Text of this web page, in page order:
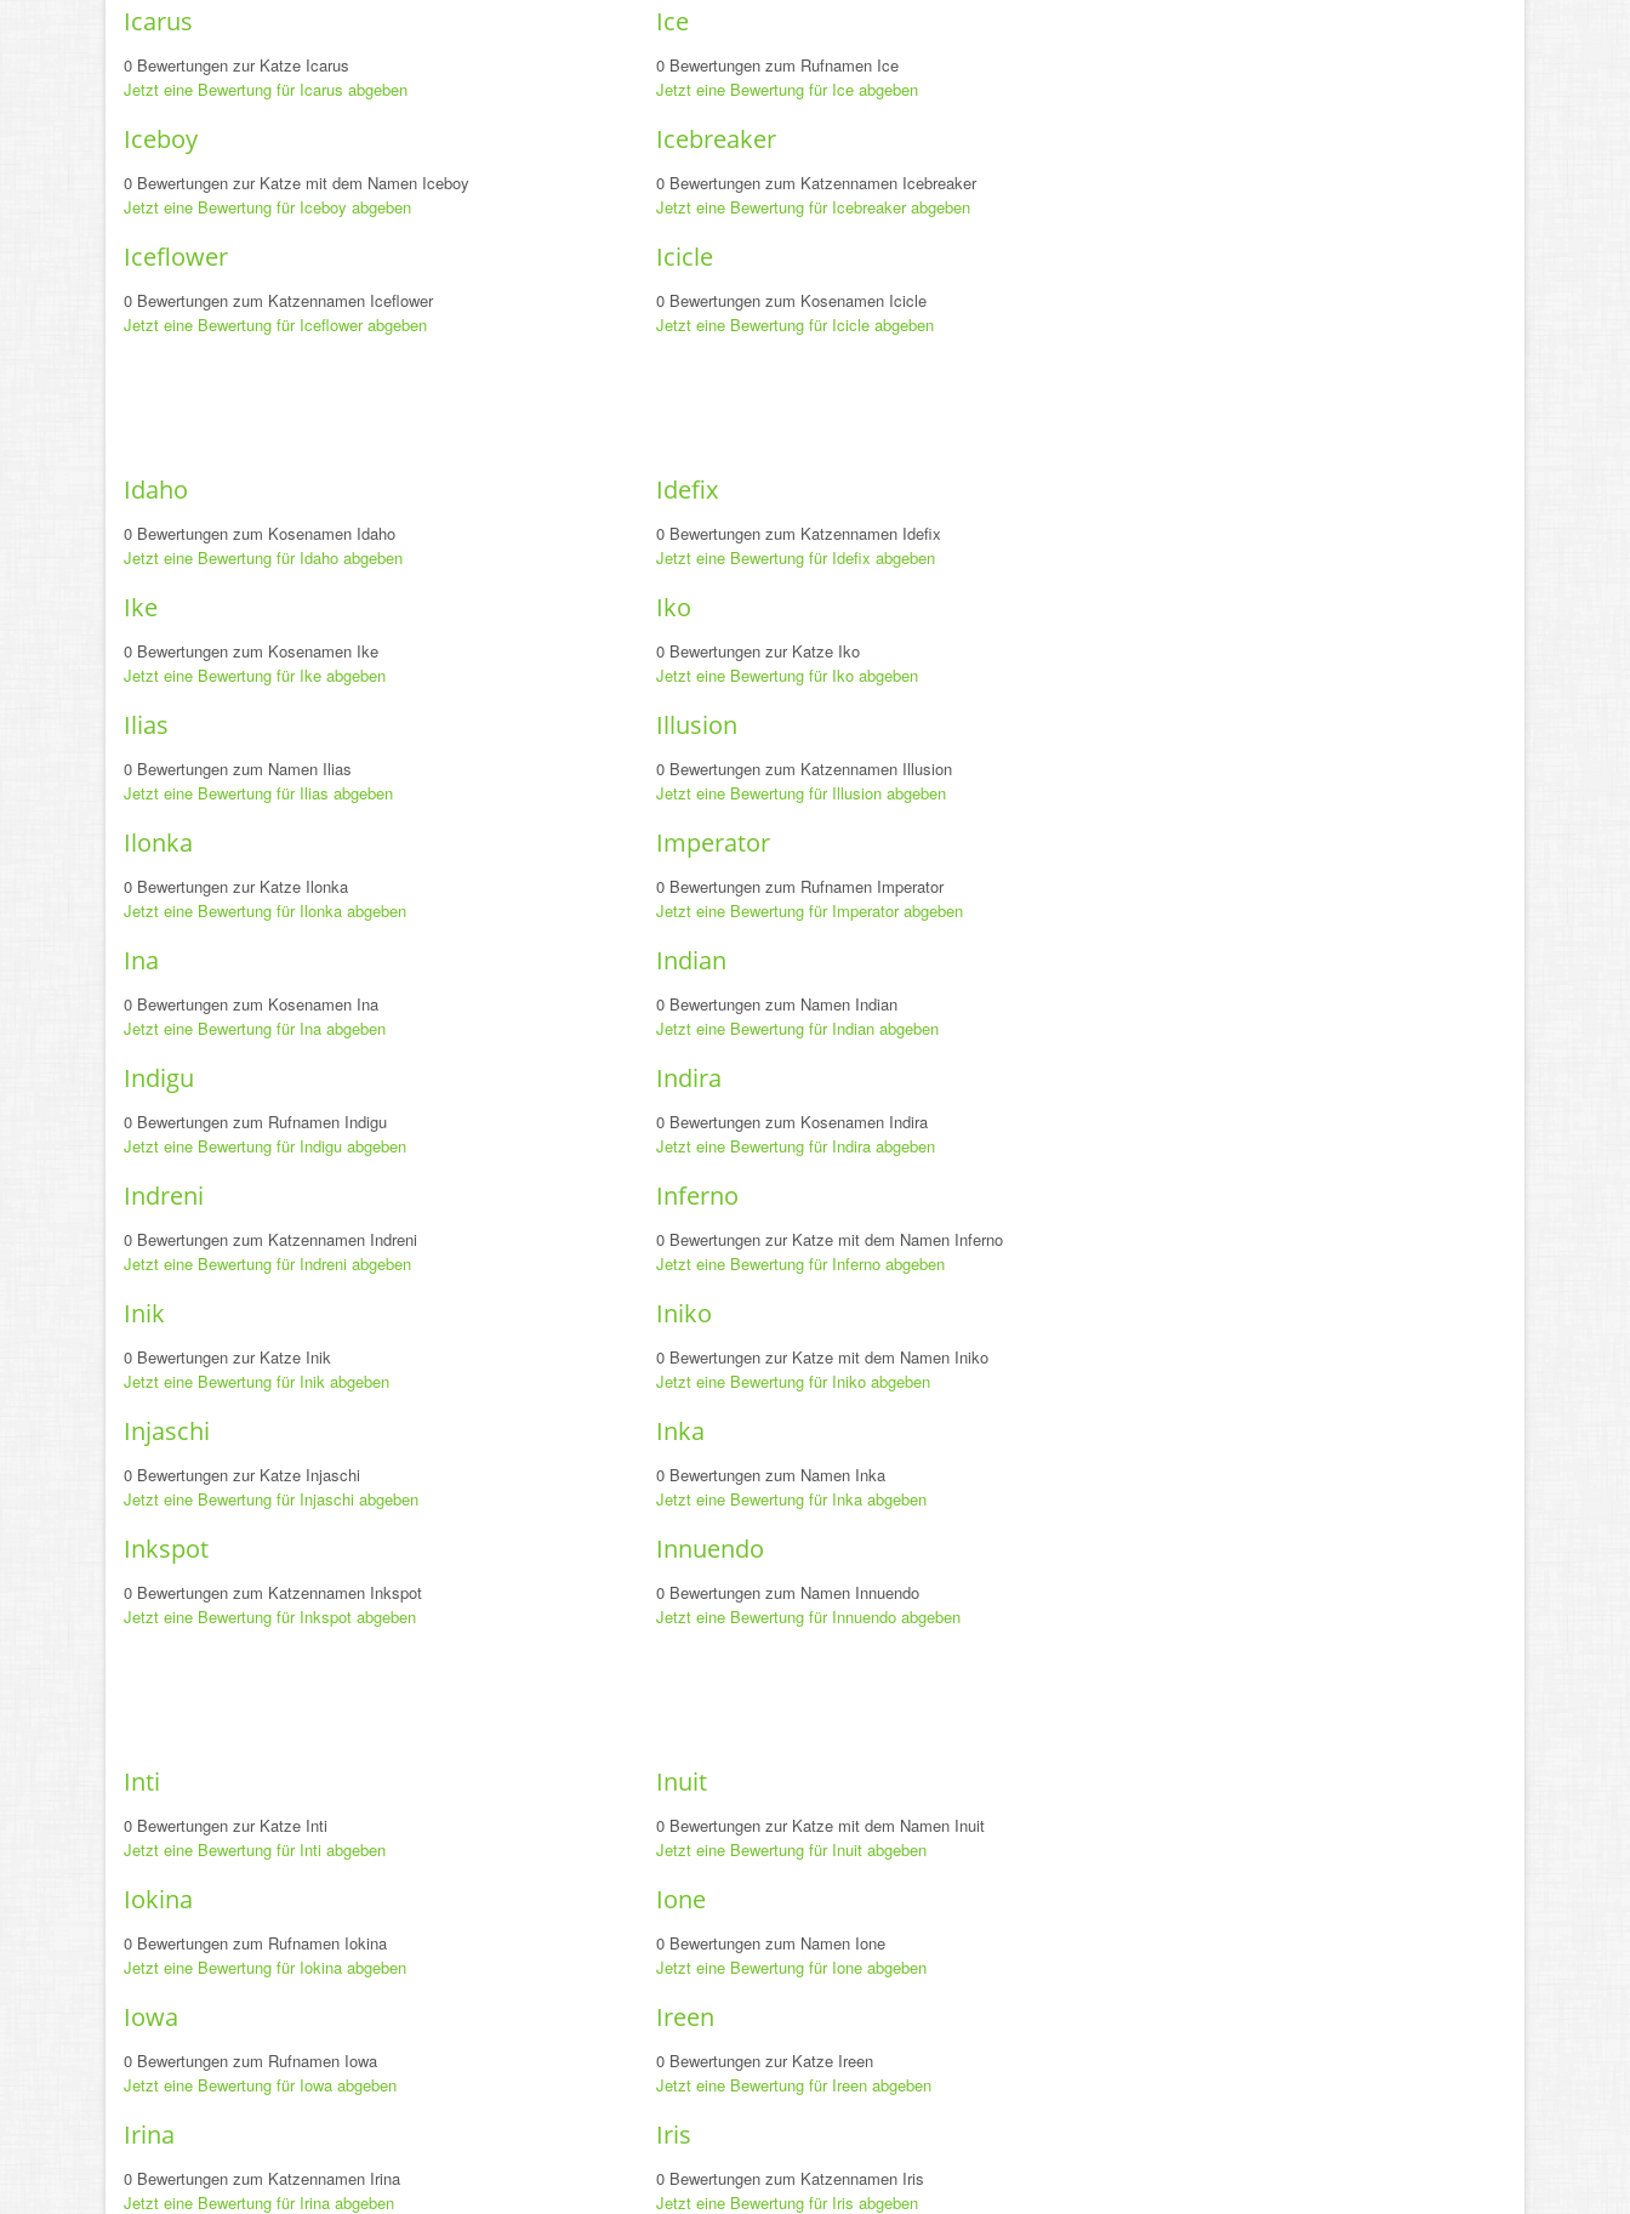
Icarus
0 Bewertungen zur Katze Icarus
Jetzt eine Bewertung für Icarus abgeben
Ice
0 Bewertungen zum Rufnamen Ice
Jetzt eine Bewertung für Ice abgeben
Iceboy
0 Bewertungen zur Katze mit dem Namen Iceboy
Jetzt eine Bewertung für Iceboy abgeben
Icebreaker
0 Bewertungen zum Katzennamen Icebreaker
Jetzt eine Bewertung für Icebreaker abgeben
Iceflower
0 Bewertungen zum Katzennamen Iceflower
Jetzt eine Bewertung für Iceflower abgeben
Icicle
0 Bewertungen zum Kosenamen Icicle
Jetzt eine Bewertung für Icicle abgeben
Idaho
0 Bewertungen zum Kosenamen Idaho
Jetzt eine Bewertung für Idaho abgeben
Idefix
0 Bewertungen zum Katzennamen Idefix
Jetzt eine Bewertung für Idefix abgeben
Ike
0 Bewertungen zum Kosenamen Ike
Jetzt eine Bewertung für Ike abgeben
Iko
0 Bewertungen zur Katze Iko
Jetzt eine Bewertung für Iko abgeben
Ilias
0 Bewertungen zum Namen Ilias
Jetzt eine Bewertung für Ilias abgeben
Illusion
0 Bewertungen zum Katzennamen Illusion
Jetzt eine Bewertung für Illusion abgeben
Ilonka
0 Bewertungen zur Katze Ilonka
Jetzt eine Bewertung für Ilonka abgeben
Imperator
0 Bewertungen zum Rufnamen Imperator
Jetzt eine Bewertung für Imperator abgeben
Ina
0 Bewertungen zum Kosenamen Ina
Jetzt eine Bewertung für Ina abgeben
Indian
0 Bewertungen zum Namen Indian
Jetzt eine Bewertung für Indian abgeben
Indigu
0 Bewertungen zum Rufnamen Indigu
Jetzt eine Bewertung für Indigu abgeben
Indira
0 Bewertungen zum Kosenamen Indira
Jetzt eine Bewertung für Indira abgeben
Indreni
0 Bewertungen zum Katzennamen Indreni
Jetzt eine Bewertung für Indreni abgeben
Inferno
0 Bewertungen zur Katze mit dem Namen Inferno
Jetzt eine Bewertung für Inferno abgeben
Inik
0 Bewertungen zur Katze Inik
Jetzt eine Bewertung für Inik abgeben
Iniko
0 Bewertungen zur Katze mit dem Namen Iniko
Jetzt eine Bewertung für Iniko abgeben
Injaschi
0 Bewertungen zur Katze Injaschi
Jetzt eine Bewertung für Injaschi abgeben
Inka
0 Bewertungen zum Namen Inka
Jetzt eine Bewertung für Inka abgeben
Inkspot
0 Bewertungen zum Katzennamen Inkspot
Jetzt eine Bewertung für Inkspot abgeben
Innuendo
0 Bewertungen zum Namen Innuendo
Jetzt eine Bewertung für Innuendo abgeben
Inti
0 Bewertungen zur Katze Inti
Jetzt eine Bewertung für Inti abgeben
Inuit
0 Bewertungen zur Katze mit dem Namen Inuit
Jetzt eine Bewertung für Inuit abgeben
Iokina
0 Bewertungen zum Rufnamen Iokina
Jetzt eine Bewertung für Iokina abgeben
Ione
0 Bewertungen zum Namen Ione
Jetzt eine Bewertung für Ione abgeben
Iowa
0 Bewertungen zum Rufnamen Iowa
Jetzt eine Bewertung für Iowa abgeben
Ireen
0 Bewertungen zur Katze Ireen
Jetzt eine Bewertung für Ireen abgeben
Irina
0 Bewertungen zum Katzennamen Irina
Jetzt eine Bewertung für Irina abgeben
Iris
0 Bewertungen zum Katzennamen Iris
Jetzt eine Bewertung für Iris abgeben